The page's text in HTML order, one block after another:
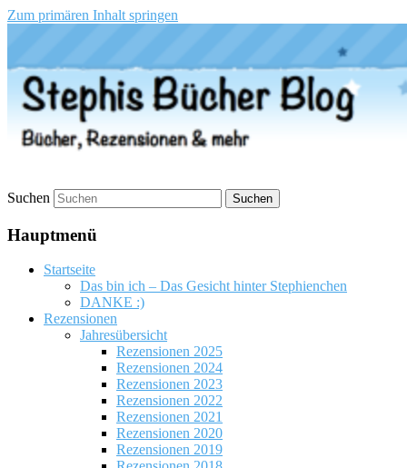
Zum primären Inhalt springen
Stephis Bücher Blog
Suchen
Hauptmenü
Startseite
Das bin ich – Das Gesicht hinter Stephienchen
DANKE :)
Rezensionen
Jahresübersicht
Rezensionen 2025
Rezensionen 2024
Rezensionen 2023
Rezensionen 2022
Rezensionen 2021
Rezensionen 2020
Rezensionen 2019